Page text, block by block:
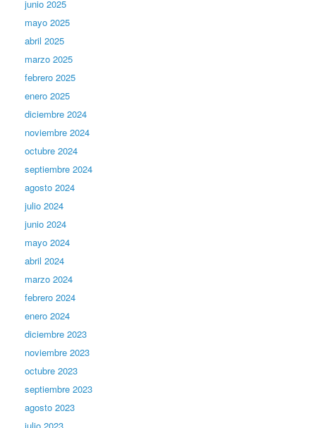
junio 2025
mayo 2025
abril 2025
marzo 2025
febrero 2025
enero 2025
diciembre 2024
noviembre 2024
octubre 2024
septiembre 2024
agosto 2024
julio 2024
junio 2024
mayo 2024
abril 2024
marzo 2024
febrero 2024
enero 2024
diciembre 2023
noviembre 2023
octubre 2023
septiembre 2023
agosto 2023
julio 2023